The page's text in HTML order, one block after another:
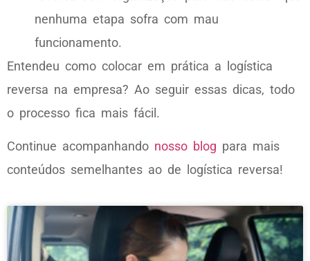
nenhuma etapa sofra com mau
funcionamento.
Entendeu como colocar em prática a logística
reversa na empresa? Ao seguir essas dicas, todo
o processo fica mais fácil.
Continue acompanhando nosso blog para mais
conteúdos semelhantes ao de logística reversa!